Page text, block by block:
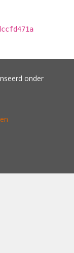
onder